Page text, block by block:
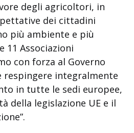
degli agricoltori, in
dei cittadini
più ambiente e più
11 Associazioni
con forza al Governo
respingere integralmente
in tutte le sedi europee,
della legislazione UE e il